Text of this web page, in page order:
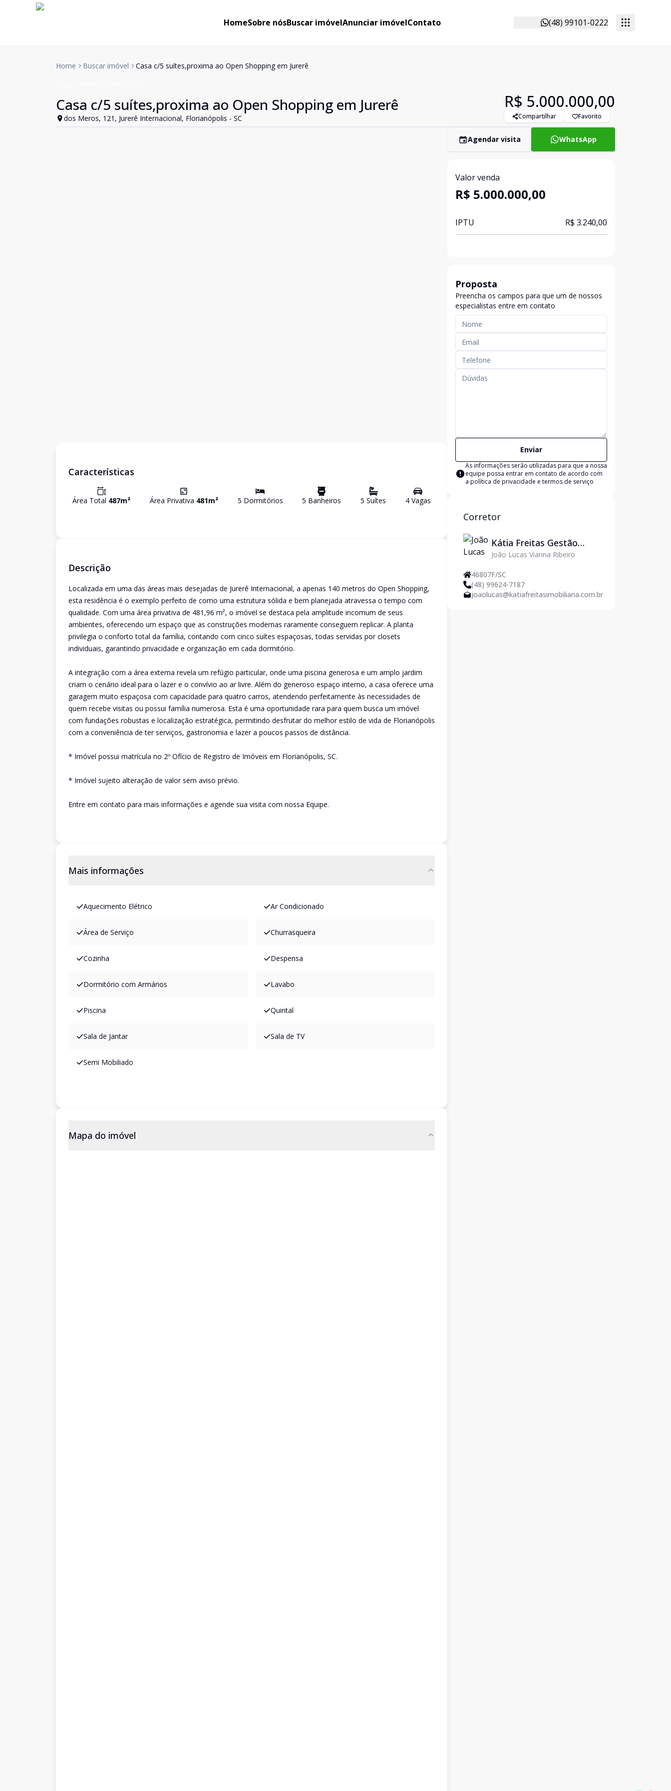
HomeSobre nósBuscar imóvelAnunciar imóvelContato (48) 99101-0222
Home Buscar imóvel Casa c/5 suítes,proxima ao Open Shopping em Jurerê
Casa c/5 suítes,proxima ao Open Shopping em Jurerê
dos Meros, 121, Jurerê Internacional, Florianópolis - SC
R$ 5.000.000,00
Compartilhar Favorito
Características
Área Total 487m² Área Privativa 481m² 5 Dormitórios 5 Banheiros 5 Suítes 4Vagas
Descrição
Localizada em uma das áreas mais desejadas de Jurerê Internacional, a apenas 140 metros do Open Shopping,
esta residência é o exemplo perfeito de como uma estrutura sólida e bem planejada atravessa o tempo com
qualidade. Com uma área privativa de 481,96 m², o imóvel se destaca pela amplitude incomum de seus
ambientes, oferecendo um espaço que as construções modernas raramente conseguem replicar. A planta
privilegia o conforto total da família, contando com cinco suítes espaçosas, todas servidas por closets
individuais, garantindo privacidade e organização em cada dormitório.
A integração com a área externa revela um refúgio particular, onde uma piscina generosa e um amplo jardim
criam o cenário ideal para o lazer e o convívio ao ar livre. Além do generoso espaço interno, a casa oferece uma
garagem muito espaçosa com capacidade para quatro carros, atendendo perfeitamente às necessidades de
quem recebe visitas ou possui família numerosa. Esta é uma oportunidade rara para quem busca um imóvel
com fundações robustas e localização estratégica, permitindo desfrutar do melhor estilo de vida de Florianópolis
com a conveniência de ter serviços, gastronomia e lazer a poucos passos de distância.
* Imóvel possui matrícula no 2º Ofício de Registro de Imóveis em Florianópolis, SC.
* Imóvel sujeito alteração de valor sem aviso prévio.
Entre em contato para mais informações e agende sua visita com nossa Equipe.
Mais informações
Aquecimento Elétrico Ar Condicionado
Área de Serviço Churrasqueira
Cozinha Despensa
Dormitório com Armários Lavabo
Piscina Quintal
Sala de Jantar Sala de TV
Semi Mobiliado
Mapa do imóvel
Agendar visita WhatsApp
Valor venda
R$ 5.000.000,00
IPTU R$ 3.240,00
Proposta
Preencha os campos para que um de nossos
especialistas entre em contato
Enviar
As informações serão utilizadas para que a nossa
equipe possa entrar em contato de acordo com
a política de privacidade e termos de serviço
Corretor
Kátia Freitas Gestão
Imobiliária
João Lucas Vianna Ribeiro
46807F/SC
(48) 99624-7187
joaolucas@katiafreitasimobiliaria.com.br